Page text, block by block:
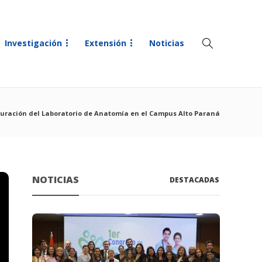
Investigación Extensión Noticias
del Laboratorio de Anatomía en el Campus Alto Paraná
NOTICIAS DESTACADAS